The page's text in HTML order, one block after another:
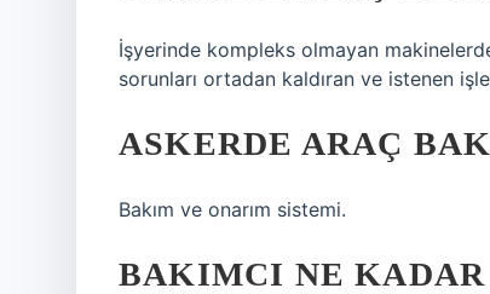
İşyerinde kompleks olmayan
sorunları ortadan kaldıran ve istenen
ASKERDE ARAÇ
Bakım ve onarım sistemi.
BAKIMCI NE